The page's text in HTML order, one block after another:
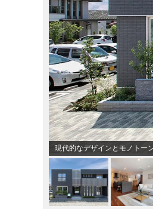
現代的なデザインとモノトー